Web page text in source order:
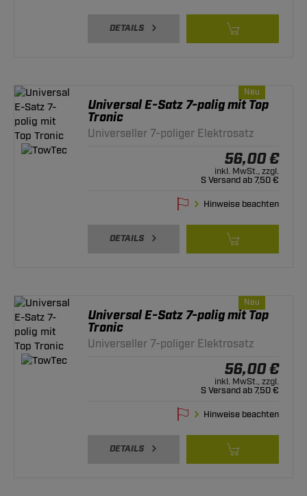
DETAILS
Neu
Universal E-Satz 7-polig mit Top
Tronic
Universeller 7-poliger Elektrosatz
56,00 €
inkl. MwSt., zzgl.
S Versand ab 7,50 €
Hinweise beachten
DETAILS
Neu
Universal E-Satz 7-polig mit Top
Tronic
Universeller 7-poliger Elektrosatz
56,00 €
inkl. MwSt., zzgl.
S Versand ab 7,50 €
Hinweise beachten
DETAILS